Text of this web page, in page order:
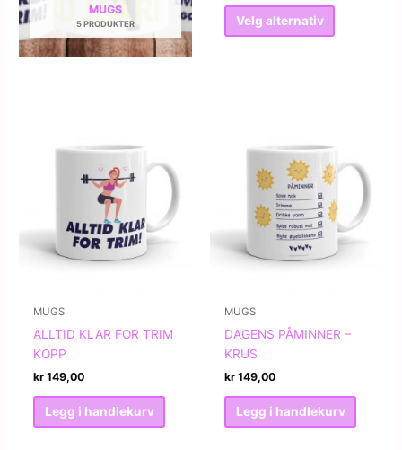
MUGS
5 PRODUKTER Velg alternativ
Dette
på
MUGS
ALLTID KLAR FOR TRIM
KOPP
kr 149,00
Legg i handlekurv
MUGS
DAGENS PÅMINNER –
KRUS
kr 149,00
Legg i handlekurv